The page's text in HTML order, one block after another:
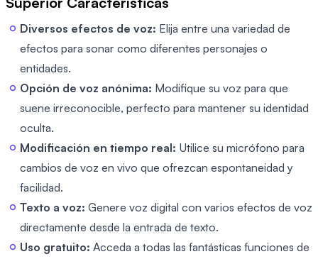
Diversos efectos de voz: Elija entre una variedad de
efectos para sonar como diferentes personajes o
entidades.
Opción de voz anónima: Modifique su voz para que
suene irreconocible, perfecto para mantener su identidad
oculta.
Modificación en tiempo real: Utilice su micrófono para
cambios de voz en vivo que ofrezcan espontaneidad y
facilidad.
Texto a voz: Genere voz digital con varios efectos de voz
directamente desde la entrada de texto.
Uso gratuito: Acceda a todas las fantásticas funciones de